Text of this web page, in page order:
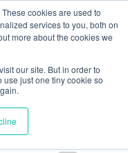
cookies are used to
services to you, both on
more about the cookies we
our site. But in order to
just one tiny cookie so
EN IT